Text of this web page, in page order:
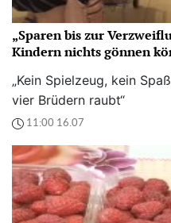
„Sparen bis zur
Kindern nichts gönnen
„Kein Spielzeug, kein
vier Brüdern raubt“
11:00 16.07